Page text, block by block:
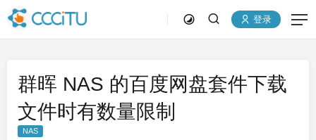
登录
群晖 NAS 的百度网盘套件下载
文件时有数量限制
NAS